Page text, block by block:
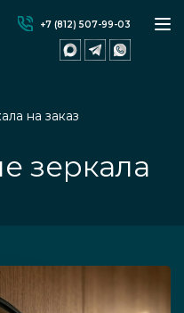
+7 (812) 507-99-03
на заказ
зеркала